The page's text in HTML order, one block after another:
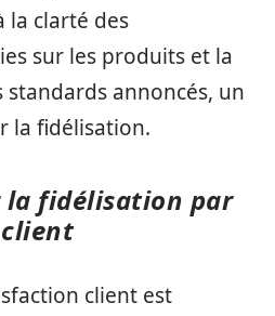
la clarté des
sur les produits et la
annoncés, un
la fidélisation.
la fidélisation par
client est